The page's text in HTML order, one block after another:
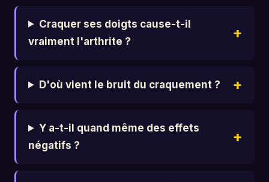
Craquer ses doigts cause-t-il
vraiment l'arthrite ?
D'où vient le bruit du craquement ?
Y a-t-il quand même des effets
négatifs ?